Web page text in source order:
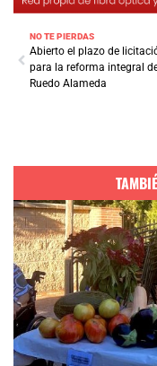
NO TE PIERDAS
Abierto el plazo de
para la reforma integral
Ruedo Alameda